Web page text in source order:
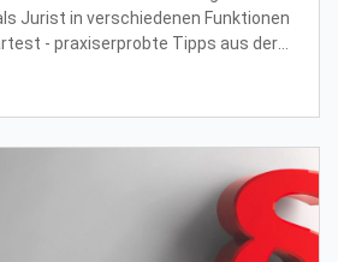
Jurist in verschiedenen Funktionen
- praxiserprobte Tipps aus der